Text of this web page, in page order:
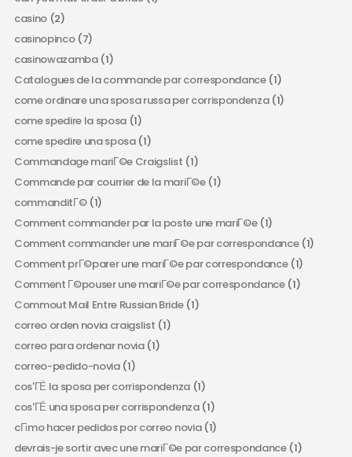
casino(2)
casinopinco(7)
casinowazamba(1)
Catalogues de la commande par correspondance(1)
come ordinare una sposa russa per corrispondenza(1)
come spedire la sposa (1)
come spedire una sposa(1)
Commandage mariГ©e Craigslist (1)
Commande par courrier de la mariГ©e(1)
commanditГ©(1)
Comment commander par la poste une mariГ©e(1)
Comment commander une mariГ©e par correspondance(1)
Comment prГ©parer une mariГ©e par correspondance(1)
Comment Г©pouser une mariГ©e par correspondance(1)
Commout Mail Entre Russian Bride(1)
correo orden novia craigslist (1)
correo para ordenar novia(1)
correo-pedido-novia(1)
cos'ГЁ la sposa per corrispondenza(1)
cos'ГЁ una sposa per corrispondenza(1)
cГіmo hacer pedidos por correo novia(1)
devrais-je sortir avec une mariГ©e par correspondance(1)